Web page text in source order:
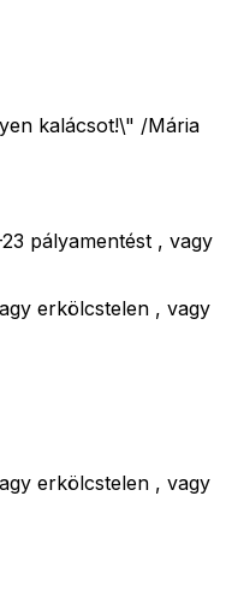
kalácsot!\" /Mária
pályamentést , vagy
erkölcstelen , vagy
erkölcstelen , vagy